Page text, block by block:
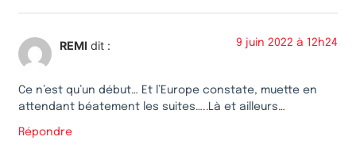
REMI dit : 9 juin 2022 à 12h24
Ce n’est qu’un début… Et l’Europe constate, muette en
attendant béatement les suites…..Là et ailleurs…
Répondre